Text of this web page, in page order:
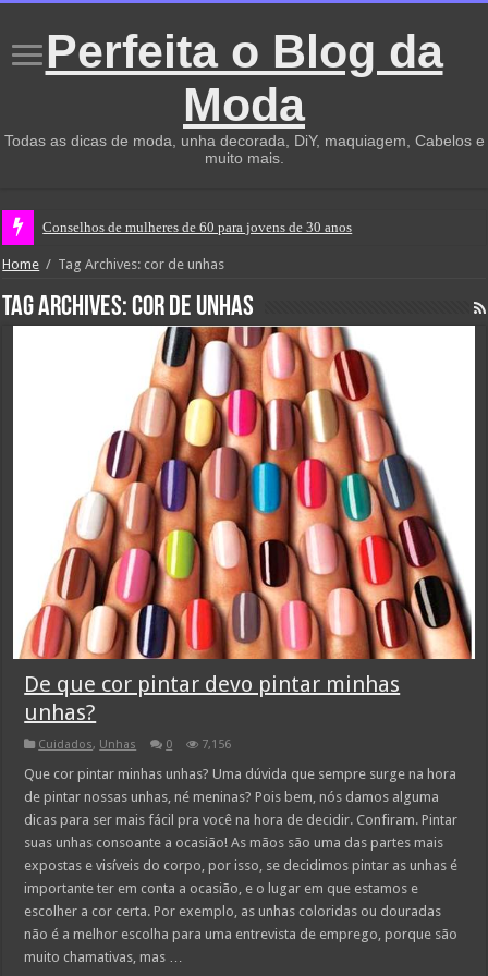
Perfeita o Blog da
Moda
Todas as dicas de moda, unha decorada, DiY, maquiagem, Cabelos e
muito mais.
Conselhos de mulheres de 60 para jovens de 30 anos
Home / Tag Archives: cor de unhas
Tag Archives:cor de unhas
De que cor pintar devo pintar minhas
unhas?
Cuidados, Unhas 0 7,156
Que cor pintar minhas unhas? Uma dúvida que sempre surge na hora
de pintar nossas unhas, né meninas? Pois bem, nós damos alguma
dicas para ser mais fácil pra você na hora de decidir. Confiram. Pintar
suas unhas consoante a ocasião! As mãos são uma das partes mais
expostas e visíveis do corpo, por isso, se decidimos pintar as unhas é
importante ter em conta a ocasião, e o lugar em que estamos e
escolher a cor certa. Por exemplo, as unhas coloridas ou douradas
não é a melhor escolha para uma entrevista de emprego, porque são
muito chamativas, mas …